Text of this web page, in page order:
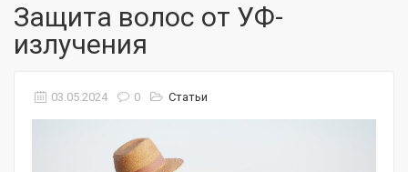
Защита волос от УФ-
излучения
03.05.2024 0 Статьи